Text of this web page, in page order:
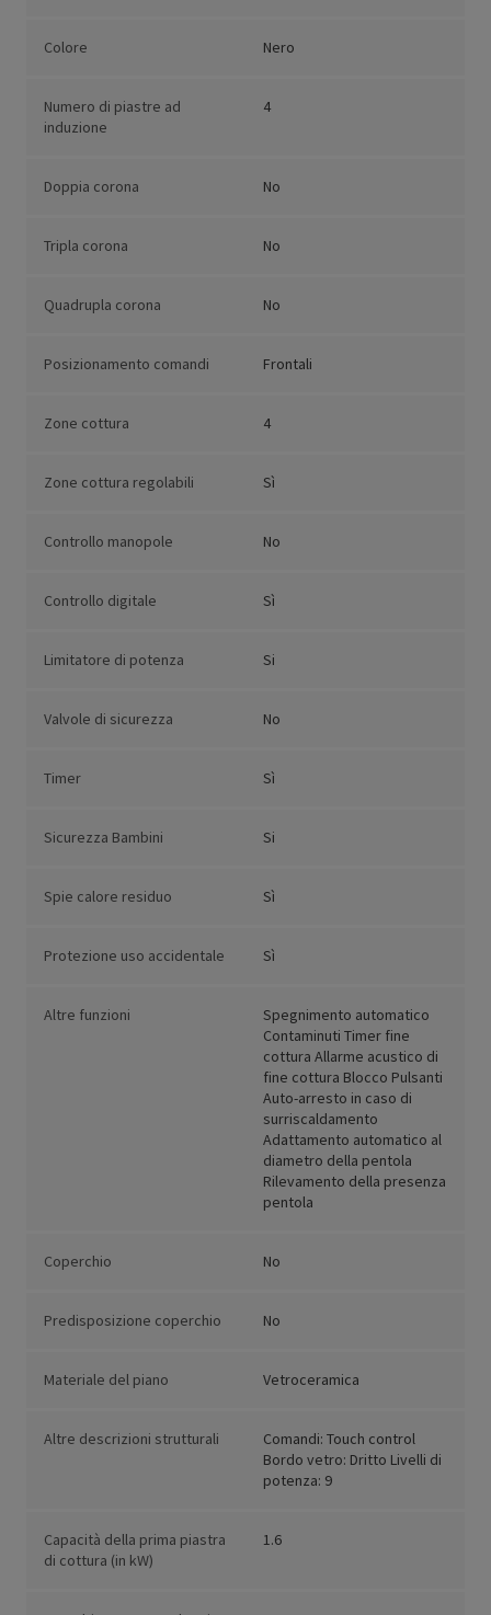
Colore Nero
Numero di piastre ad
induzione
4
Doppia corona No
Tripla corona No
Quadrupla corona No
Posizionamento comandi Frontali
Zone cottura 4
Zone cottura regolabili Sì
Controllo manopole No
Controllo digitale Sì
Limitatore di potenza Si
Valvole di sicurezza No
Timer Sì
Sicurezza Bambini Si
Spie calore residuo Sì
Protezione uso accidentale Sì
Altre funzioni
Spegnimento automatico
Contaminuti Timer fine
cottura Allarme acustico di
fine cottura Blocco Pulsanti
Auto-arresto in caso di
surriscaldamento
Adattamento automatico al
diametro della pentola
Rilevamento della presenza
pentola
Coperchio No
Predisposizione coperchio No
Materiale del piano Vetroceramica
Altre descrizioni strutturali
Comandi: Touch control
Bordo vetro: Dritto Livelli di
potenza: 9
Capacità della prima piastra
di cottura (in kW)
1.6